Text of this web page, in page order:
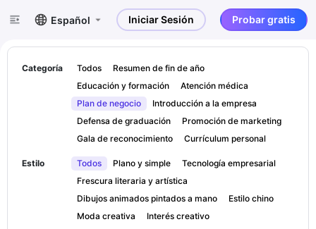
Español Iniciar Sesión Probar gratis
Categoría Todos
Resumen de fin de año
Educación y formación
Atención médica
Plan de negocio
Introducción a la empresa
Defensa de graduación
Promoción de marketing
Gala de reconocimiento
Currículum personal
Estilo Todos Plano y simple
Tecnología empresarial
Frescura literaria y artística
Dibujos animados pintados a mano
Estilo chino
Moda creativa
Interés creativo